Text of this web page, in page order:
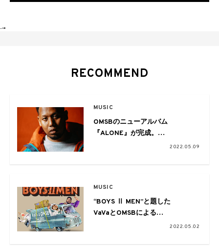
-->
RECOMMEND
MUSIC
OMSBのニューアルバム
『ALONE』が完成。
2022.05.09
MUSIC
“BOYS Ⅱ MEN”と題した
VaVaとOMSBによる
SUMMIT初の2マンツアーが開催
2022.05.02